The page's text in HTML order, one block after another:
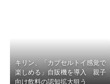
キリン、「カプセルトイ感覚で
楽しめる」自販機を導入 親子
向け飲料の認知拡大狙う